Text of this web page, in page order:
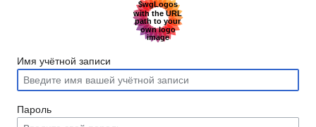
Имя учётной записи
Пароль